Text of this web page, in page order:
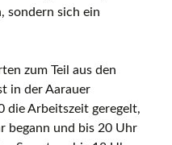
sondern sich ein
zum Teil aus den
in der Aarauer
die Arbeitszeit geregelt,
begann und bis 20 Uhr